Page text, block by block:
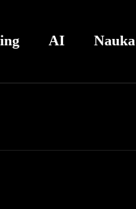
AI Nauka